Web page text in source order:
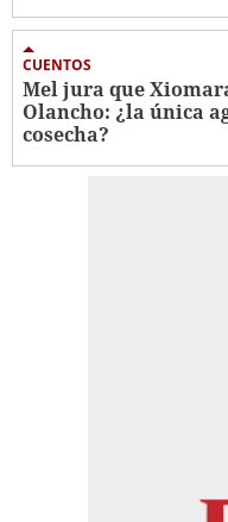
CUENTOS
Mel jura que
Olancho: ¿la única
cosecha?